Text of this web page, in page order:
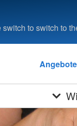
to switch to
Angebote